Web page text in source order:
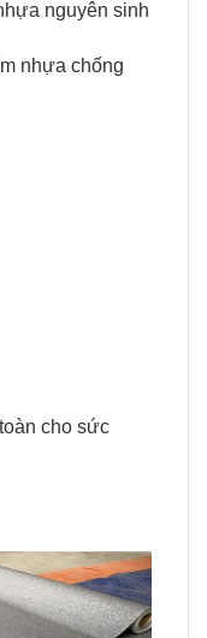
nguyên sinh
nhựa chống
cho sức